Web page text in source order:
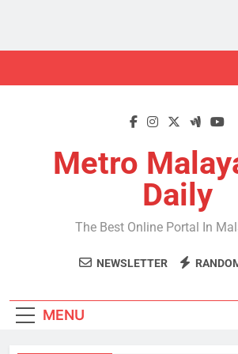
Metro
Daily
The Best Online Portal In
NEWSLETTER
MENU